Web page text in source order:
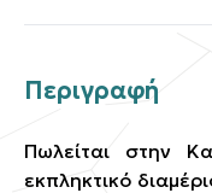
Περιγραφή
Πωλείται στην
εκπληκτικό